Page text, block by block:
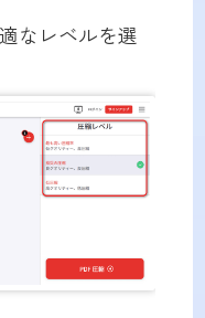
なレベルを選